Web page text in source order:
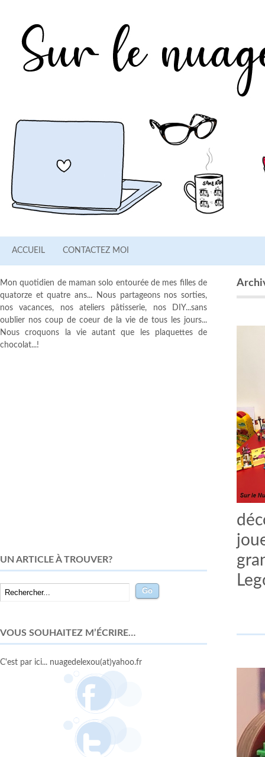
ACCUEIL CONTACTEZ MOI
Mon quotidien de maman solo entourée de mes filles de
quatorze et quatre ans... Nous partageons nos sorties,
nos vacances, nos ateliers pâtisserie, nos DIY...sans
oublier nos coup de coeur de la vie de tous les jours...
Nous croquons la vie autant que les plaquettes de
chocolat...!
UN ARTICLE À TROUVER?
VOUS SOUHAITEZ M’ÉCRIRE…
C'est par ici... nuagedelexou(at)yahoo.fr